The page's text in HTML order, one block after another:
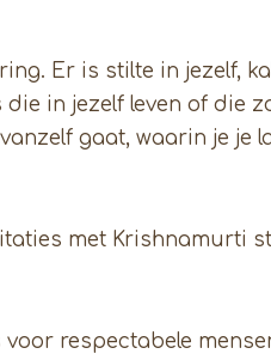
Er is stilte in jezelf,
die in jezelf leven of die
gaat, waarin je je
met Krishnamurti
voor respectabele